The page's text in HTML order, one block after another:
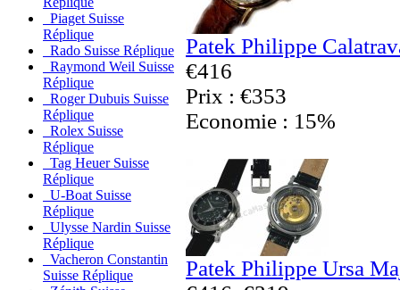
Piaget Suisse
Réplique
Rado Suisse Réplique
Raymond Weil Suisse
Réplique
Roger Dubuis Suisse
Réplique
Rolex Suisse
Réplique
Tag Heuer Suisse
Réplique
U-Boat Suisse
Réplique
Ulysse Nardin Suisse
Réplique
Vacheron Constantin
Suisse Réplique
Patek Philippe
€416
Prix : €353
Economie : 15%
Patek Philippe Ursa